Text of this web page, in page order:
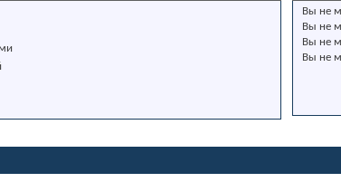
Вы не
Вы не
Вы не
Вы не